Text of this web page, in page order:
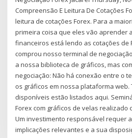
Compreensão E Leitura De Cotações
leitura de cotações Forex. Para a
primeira coisa que eles vão aprender
financeiros está lendo as cotações de
comprou nosso terminal de
a nossa biblioteca de gráficos, mas
negociação: Não há conexão entre o
os gráficos em nossa plataforma web.
disponíveis estão listados aqui.
Forex com gráficos de velas realizado
Um investimento responsável requer
implicações relevantes e a sua